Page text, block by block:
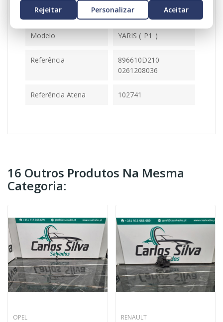
Ficha Informativa
Modelo YARIS (_P1_)
Referência
896610D210
0261208036
Referência Atena 102741
16 Outros Produtos Na Mesma
Categoria:
OPEL RENAULT
Rejeitar
Personalizar Aceitar